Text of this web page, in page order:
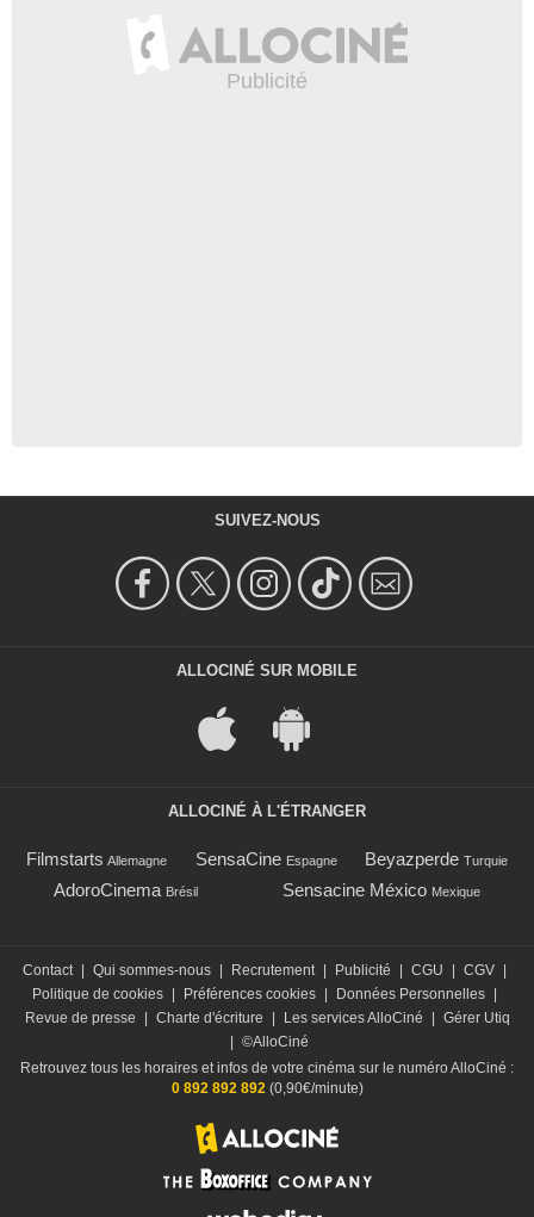
SUIVEZ-NOUS
ALLOCINÉ SUR MOBILE
ALLOCINÉ À L'ÉTRANGER
Filmstarts Allemagne SensaCine Espagne Beyazperde Turquie
AdoroCinema Brésil Sensacine México Mexique
Contact | Qui sommes-nous | Recrutement | Publicité | CGU | CGV |
Politique de cookies | Préférences cookies | Données Personnelles |
Revue de presse
| Charte d'écriture | Les services AlloCiné | Gérer Utiq
| ©AlloCiné
Retrouvez tous les horaires et infos de votre cinéma sur le numéro AlloCiné :
0 892 892 892 (0,90€/minute)